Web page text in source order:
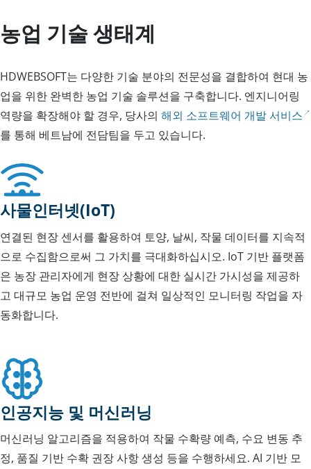
농업 기술 생태계
HDWEBSOFT는 다양한 기술 분야의 전문성을 결합하여 현대 농
업을 위한 완벽한 농업 기술 솔루션을 구축합니다. 엔지니어링
역량을 확장해야 할 경우, 당사의 해외 소프트웨어 개발 서비스
를 통해 베트남에 전담팀을 두고 있습니다.
사물인터넷(IoT)
연결된 현장 센서를 활용하여 토양, 날씨, 작물 데이터를 지속적
으로 수집함으로써 그 가치를 극대화하십시오. IoT 기반 플랫폼
은 농장 관리자에게 현장 상황에 대한 실시간 가시성을 제공하
고 대규모 농업 운영 전반에 걸쳐 일상적인 모니터링 작업을 자
동화합니다.
인공지능 및 머신러닝
머신러닝 알고리즘을 적용하여 작물 수확량 예측, 수요 변동 추
정, 품질 기반 수확 권장 사항 생성 등을 수행하세요. AI 기반 모